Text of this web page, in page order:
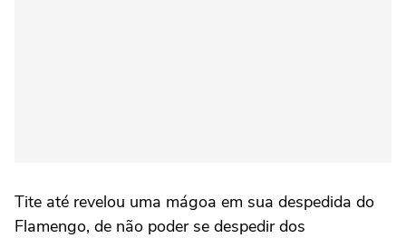
Tite até revelou uma mágoa em sua despedida do
Flamengo, de não poder se despedir dos